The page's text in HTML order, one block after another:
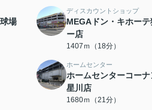
場
ディスカウントショップ
MEGAドン・キホーテ
ー店
1407ｍ（18分）
ホームセンター
ホームセンターコー
星川店
1680ｍ（21分）